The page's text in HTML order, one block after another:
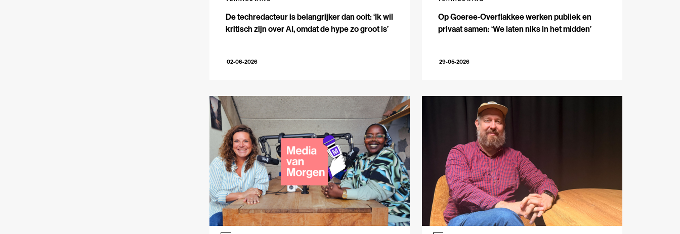
De techredacteur is belangrijker dan ooit: ‘Ik wil
kritisch zijn over AI, omdat de hype zo groot is’
02-06-2026
Op Goeree-Overflakkee werken publiek en
privaat samen: ‘We laten niks in het midden’
29-05-2026